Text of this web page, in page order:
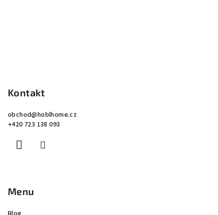
Kontakt
obchod@hoblhome.cz
+420 723 138 093
Menu